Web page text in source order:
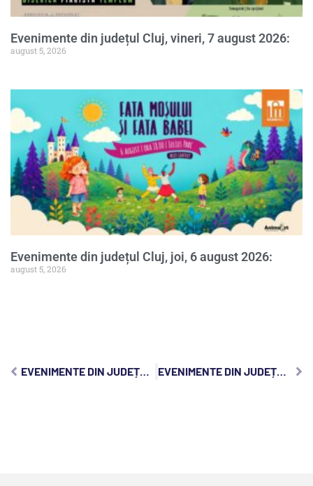
Evenimente din județul Cluj, vineri, 7 august 2026:
august 5, 2026
Evenimente din județul Cluj, joi, 6 august 2026:
august 5, 2026